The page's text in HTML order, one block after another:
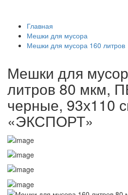
Главная
Мешки для мусора
Мешки для мусора 160 литров
Мешки для
литров 80 мкм,
черные, 93х110
«ЭКСПОРТ»